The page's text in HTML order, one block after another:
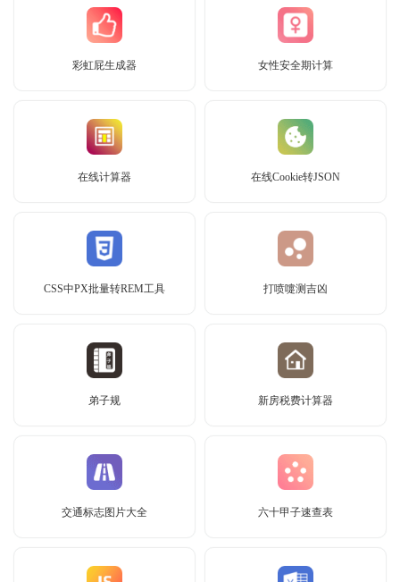
彩虹屁生成器 女性安全期计算
在线计算器 在线Cookie转JSON
CSS中PX批量转REM工具 打喷嚏测吉凶
弟子规 新房税费计算器
交通标志图片大全 六十甲子速查表